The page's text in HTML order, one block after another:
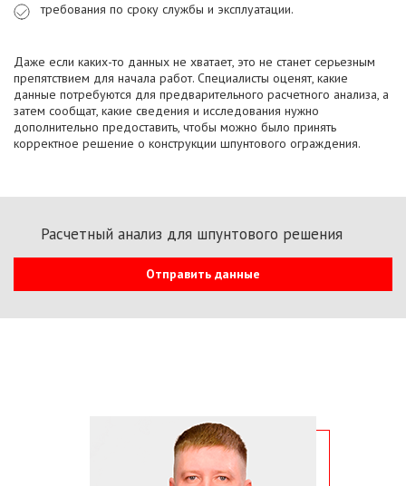
требования по сроку службы и эксплуатации.
Даже если каких-то данных не хватает, это не станет серьезным
препятствием для начала работ. Специалисты оценят, какие
данные потребуются для предварительного расчетного анализа, а
затем сообщат, какие сведения и исследования нужно
дополнительно предоставить, чтобы можно было принять
корректное решение о конструкции шпунтового ограждения.
Расчетный анализ для шпунтового решения
Отправить данные